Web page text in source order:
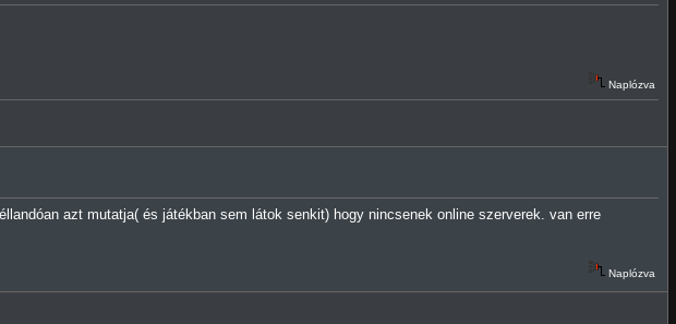
Naplózva
azt mutatja( és játékban sem látok senkit) hogy nincsenek online szerverek. van erre
Naplózva